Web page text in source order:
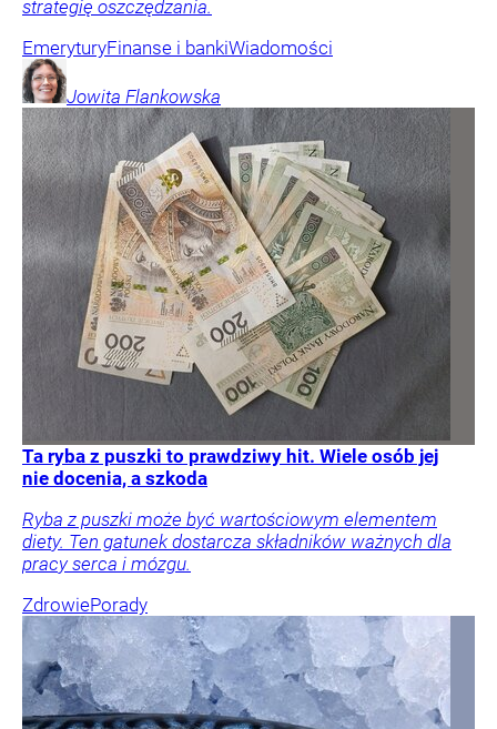
strategię oszczędzania.
EmeryturyFinanse i bankiWiadomości
Jowita Flankowska
Ta ryba z puszki to prawdziwy hit. Wiele osób jej
nie docenia, a szkoda
Ryba z puszki może być wartościowym elementem
diety. Ten gatunek dostarcza składników ważnych dla
pracy serca i mózgu.
ZdrowiePorady